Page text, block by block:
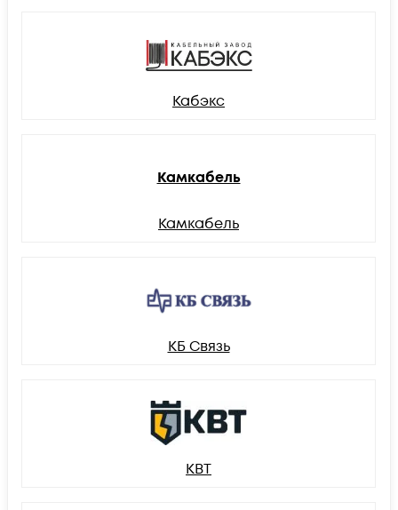
Кабэкс
Камкабель
Камкабель
КБ Связь
КВТ